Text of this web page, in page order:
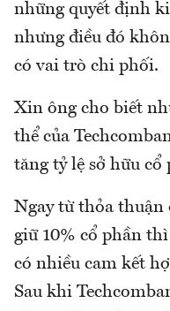
những quyết định
nhưng điều đó
có vai trò chi phối.
Xin ông cho biết
thể của
tăng tỷ lệ sở hữu cổ
Ngay từ thỏa thuận
giữ 10% cổ phần
có nhiều cam kết
Sau khi